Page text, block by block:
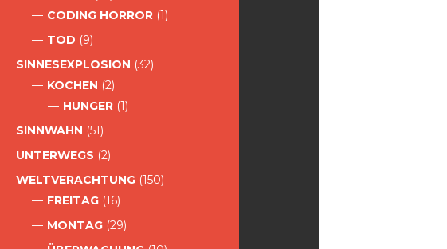
CODING HORROR (1)
TOD (9)
SINNESEXPLOSION (32)
KOCHEN (2)
HUNGER (1)
SINNWAHN (51)
UNTERWEGS (2)
WELTVERACHTUNG (150)
FREITAG (16)
MONTAG (29)